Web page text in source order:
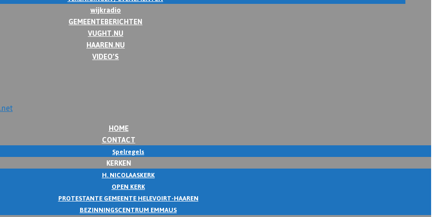
wijkradio
GEMEENTEBERICHTEN
VUGHT.NU
HAAREN.NU
VIDEO’S
HOME
CONTACT
Spelregels
KERKEN
H. NICOLAASKERK
OPEN KERK
PROTESTANTE GEMEENTE HELEVOIRT-HAAREN
BEZINNINGSCENTRUM EMMAUS